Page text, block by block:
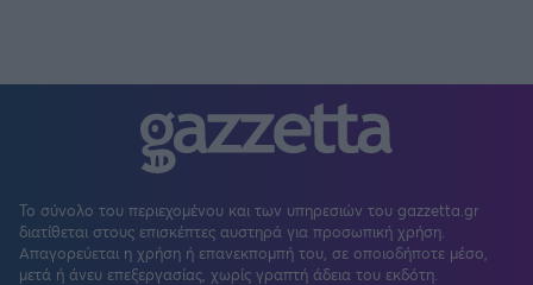
Το σύνολο του περιεχομένου και των υπηρεσιών του gazzetta.gr
διατίθεται στους επισκέπτες αυστηρά για προσωπική χρήση.
Απαγορεύεται η χρήση ή επανεκπομπή του, σε οποιοδήποτε μέσο,
μετά ή άνευ επεξεργασίας, χωρίς γραπτή άδεια του εκδότη.